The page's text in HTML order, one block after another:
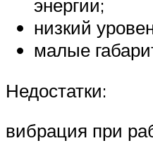
энергии;
низкий
малые
Недостатки:
вибрация при